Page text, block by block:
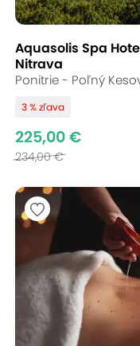
Aquasolis Spa
Nitrava
Ponitrie - Poľný
3 % zľava
225,00 €
234,00 €